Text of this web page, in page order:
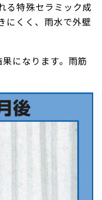
る特殊セラミック成
にくく、雨水で外壁
になります。雨筋